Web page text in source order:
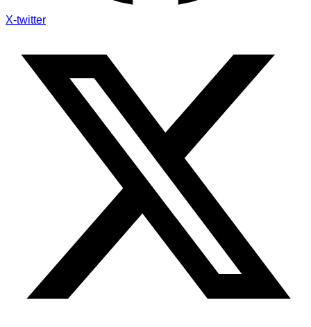
X-twitter